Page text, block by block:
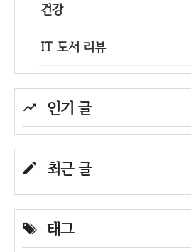
건강
IT 도서 리뷰
인기 글
최근 글
태그